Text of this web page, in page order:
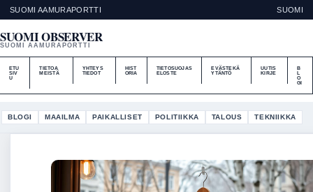
SUOMI AAMURAPORTTI SUOMI
SUOMI OBSERVER
SUOMI AAMURAPORTTI
ETU
SIV
U
TIETOA
MEISTÄ
YHTEYS
TIEDOT
HIST
ORIA
TIETOSUOJAS
ELOSTE
EVÄSTEKÄ
YTÄNTÖ
UUTIS
KIRJE
B
O
GI
BLOGI MAAILMA PAIKALLISET POLITIIKKA TALOUS TEKNIIKKA